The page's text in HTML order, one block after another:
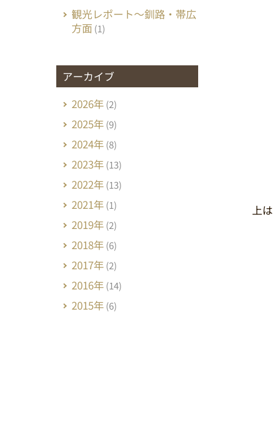
上
観光レポート～釧路・帯広
方面 (1)
アーカイブ
2026年(2)
2025年(9)
2024年(8)
2023年(13)
2022年(13)
2021年(1)
2019年(2)
2018年(6)
2017年(2)
2016年(14)
2015年(6)